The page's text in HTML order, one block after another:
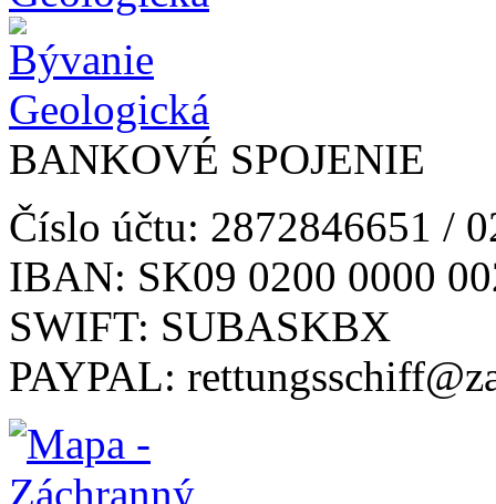
BANKOVÉ SPOJENIE
Číslo účtu: 2872846651 /
IBAN: SK09 0200 0000
SWIFT: SUBASKBX
PAYPAL: